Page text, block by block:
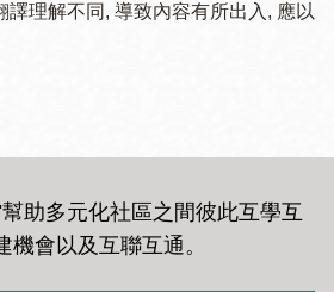
譯理解不同, 導致內容有所出入, 應以
助多元化社區之間彼此互學互
機會以及互聯互通。